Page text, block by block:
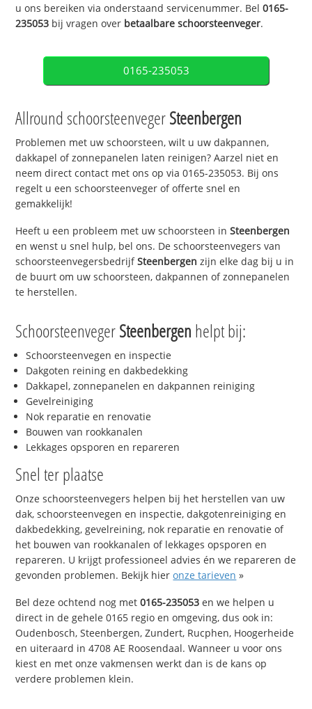
u ons bereiken via onderstaand servicenummer. Bel0165-
235053 bij vragen over betaalbare schoorsteenveger.
0165-235053
Allround schoorsteenvegerSteenbergen
Problemen met uw schoorsteen, wilt u uw dakpannen,
dakkapel of zonnepanelen laten reinigen? Aarzel niet en
neem direct contact met ons op via 0165-235053. Bij ons
regelt u een schoorsteenveger of offerte snel en
gemakkelijk!
Heeft u een probleem met uw schoorsteen inSteenbergen
en wenst u snel hulp, bel ons. De schoorsteenvegers van
schoorsteenvegersbedrijfSteenbergen zijn elke dag bij u in
de buurt om uw schoorsteen, dakpannen of zonnepanelen
te herstellen.
SchoorsteenvegerSteenbergen helpt bij:
Schoorsteenvegen en inspectie
Dakgoten reining en dakbedekking
Dakkapel, zonnepanelen en dakpannen reiniging
Gevelreiniging
Nok reparatie en renovatie
Bouwen van rookkanalen
Lekkages opsporen en repareren
Snel ter plaatse
Onze schoorsteenvegers helpen bij het herstellen van uw
dak, schoorsteenvegen en inspectie, dakgotenreiniging en
dakbedekking, gevelreining, nok reparatie en renovatie of
het bouwen van rookkanalen of lekkages opsporen en
repareren. U krijgt professioneel advies én we repareren de
gevonden problemen. Bekijk hieronze tarieven »
Bel deze ochtend nog met0165-235053 en we helpen u
direct in de gehele 0165 regio en omgeving, dus ook in:
Oudenbosch, Steenbergen, Zundert, Rucphen, Hoogerheide
en uiteraard in 4708 AE Roosendaal. Wanneer u voor ons
kiest en met onze vakmensen werkt dan is de kans op
verdere problemen klein.